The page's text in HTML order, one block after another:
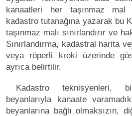
kanaatleri her taşınmaz mal
kadastro tutanağına yazarak bu
taşınmaz malı sınırlandırır ve
Sınırlandırma, kadastral harita
veya röperli kroki üzerinde
ayrıca belirtilir.
Kadastro teknisyenleri,
beyanlarıyla kanaate
beyanlarına bağlı olmaksızın,